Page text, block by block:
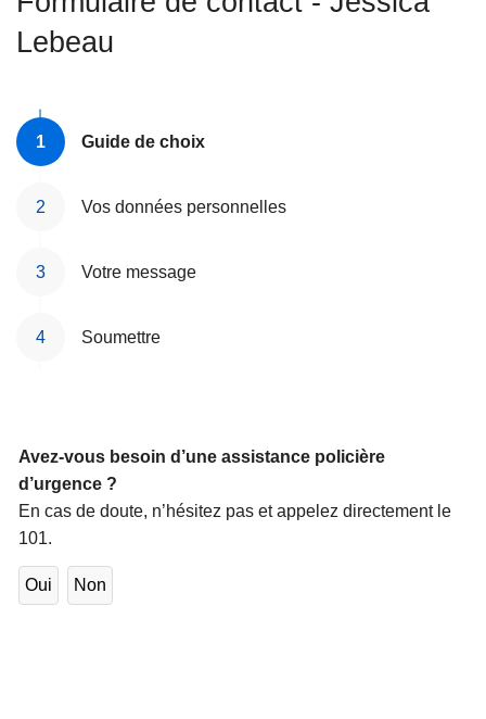
Lebeau
Guide de choix
Vos données personnelles
Votre message
Soumettre
Avez-vous besoin d’une assistance policière
d’urgence ?
En cas de doute, n’hésitez pas et appelez directement le
101.
Oui Non